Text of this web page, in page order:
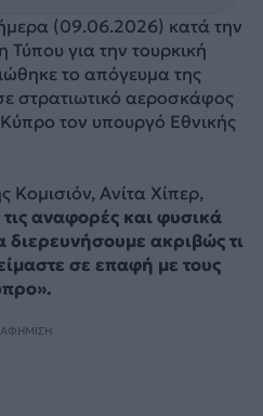
(09.06.2026) κατά την
Τύπου για την τουρκική
το απόγευμα της
στρατιωτικό αεροσκάφος
τον υπουργό Εθνικής
Ανίτα Χίπερ,
αναφορές και φυσικά
ακριβώς τι
σε επαφή με τους